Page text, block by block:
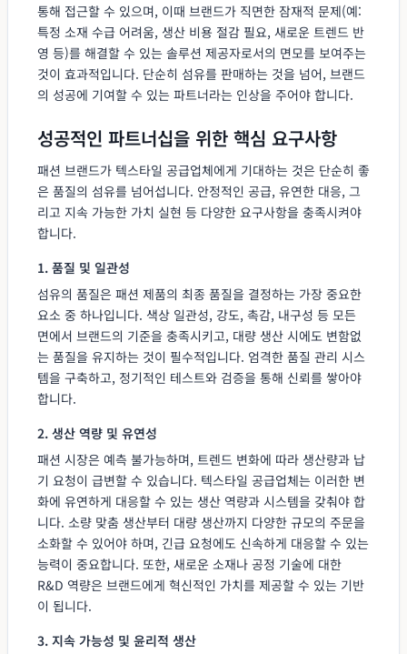
통해 접근할 수 있으며, 이때 브랜드가 직면한 잠재적 문제(예:
특정 소재 수급 어려움, 생산 비용 절감 필요, 새로운 트렌드 반
영 등)를 해결할 수 있는 솔루션 제공자로서의 면모를 보여주는
것이 효과적입니다. 단순히 섬유를 판매하는 것을 넘어, 브랜드
의 성공에 기여할 수 있는 파트너라는 인상을 주어야 합니다.
성공적인 파트너십을 위한 핵심 요구사항
패션 브랜드가 텍스타일 공급업체에게 기대하는 것은 단순히 좋
은 품질의 섬유를 넘어섭니다. 안정적인 공급, 유연한 대응, 그
리고 지속 가능한 가치 실현 등 다양한 요구사항을 충족시켜야
합니다.
1. 품질 및 일관성
섬유의 품질은 패션 제품의 최종 품질을 결정하는 가장 중요한
요소 중 하나입니다. 색상 일관성, 강도, 촉감, 내구성 등 모든
면에서 브랜드의 기준을 충족시키고, 대량 생산 시에도 변함없
는 품질을 유지하는 것이 필수적입니다. 엄격한 품질 관리 시스
템을 구축하고, 정기적인 테스트와 검증을 통해 신뢰를 쌓아야
합니다.
2. 생산 역량 및 유연성
패션 시장은 예측 불가능하며, 트렌드 변화에 따라 생산량과 납
기 요청이 급변할 수 있습니다. 텍스타일 공급업체는 이러한 변
화에 유연하게 대응할 수 있는 생산 역량과 시스템을 갖춰야 합
니다. 소량 맞춤 생산부터 대량 생산까지 다양한 규모의 주문을
소화할 수 있어야 하며, 긴급 요청에도 신속하게 대응할 수 있는
능력이 중요합니다. 또한, 새로운 소재나 공정 기술에 대한
R&D 역량은 브랜드에게 혁신적인 가치를 제공할 수 있는 기반
이 됩니다.
3. 지속 가능성 및 윤리적 생산